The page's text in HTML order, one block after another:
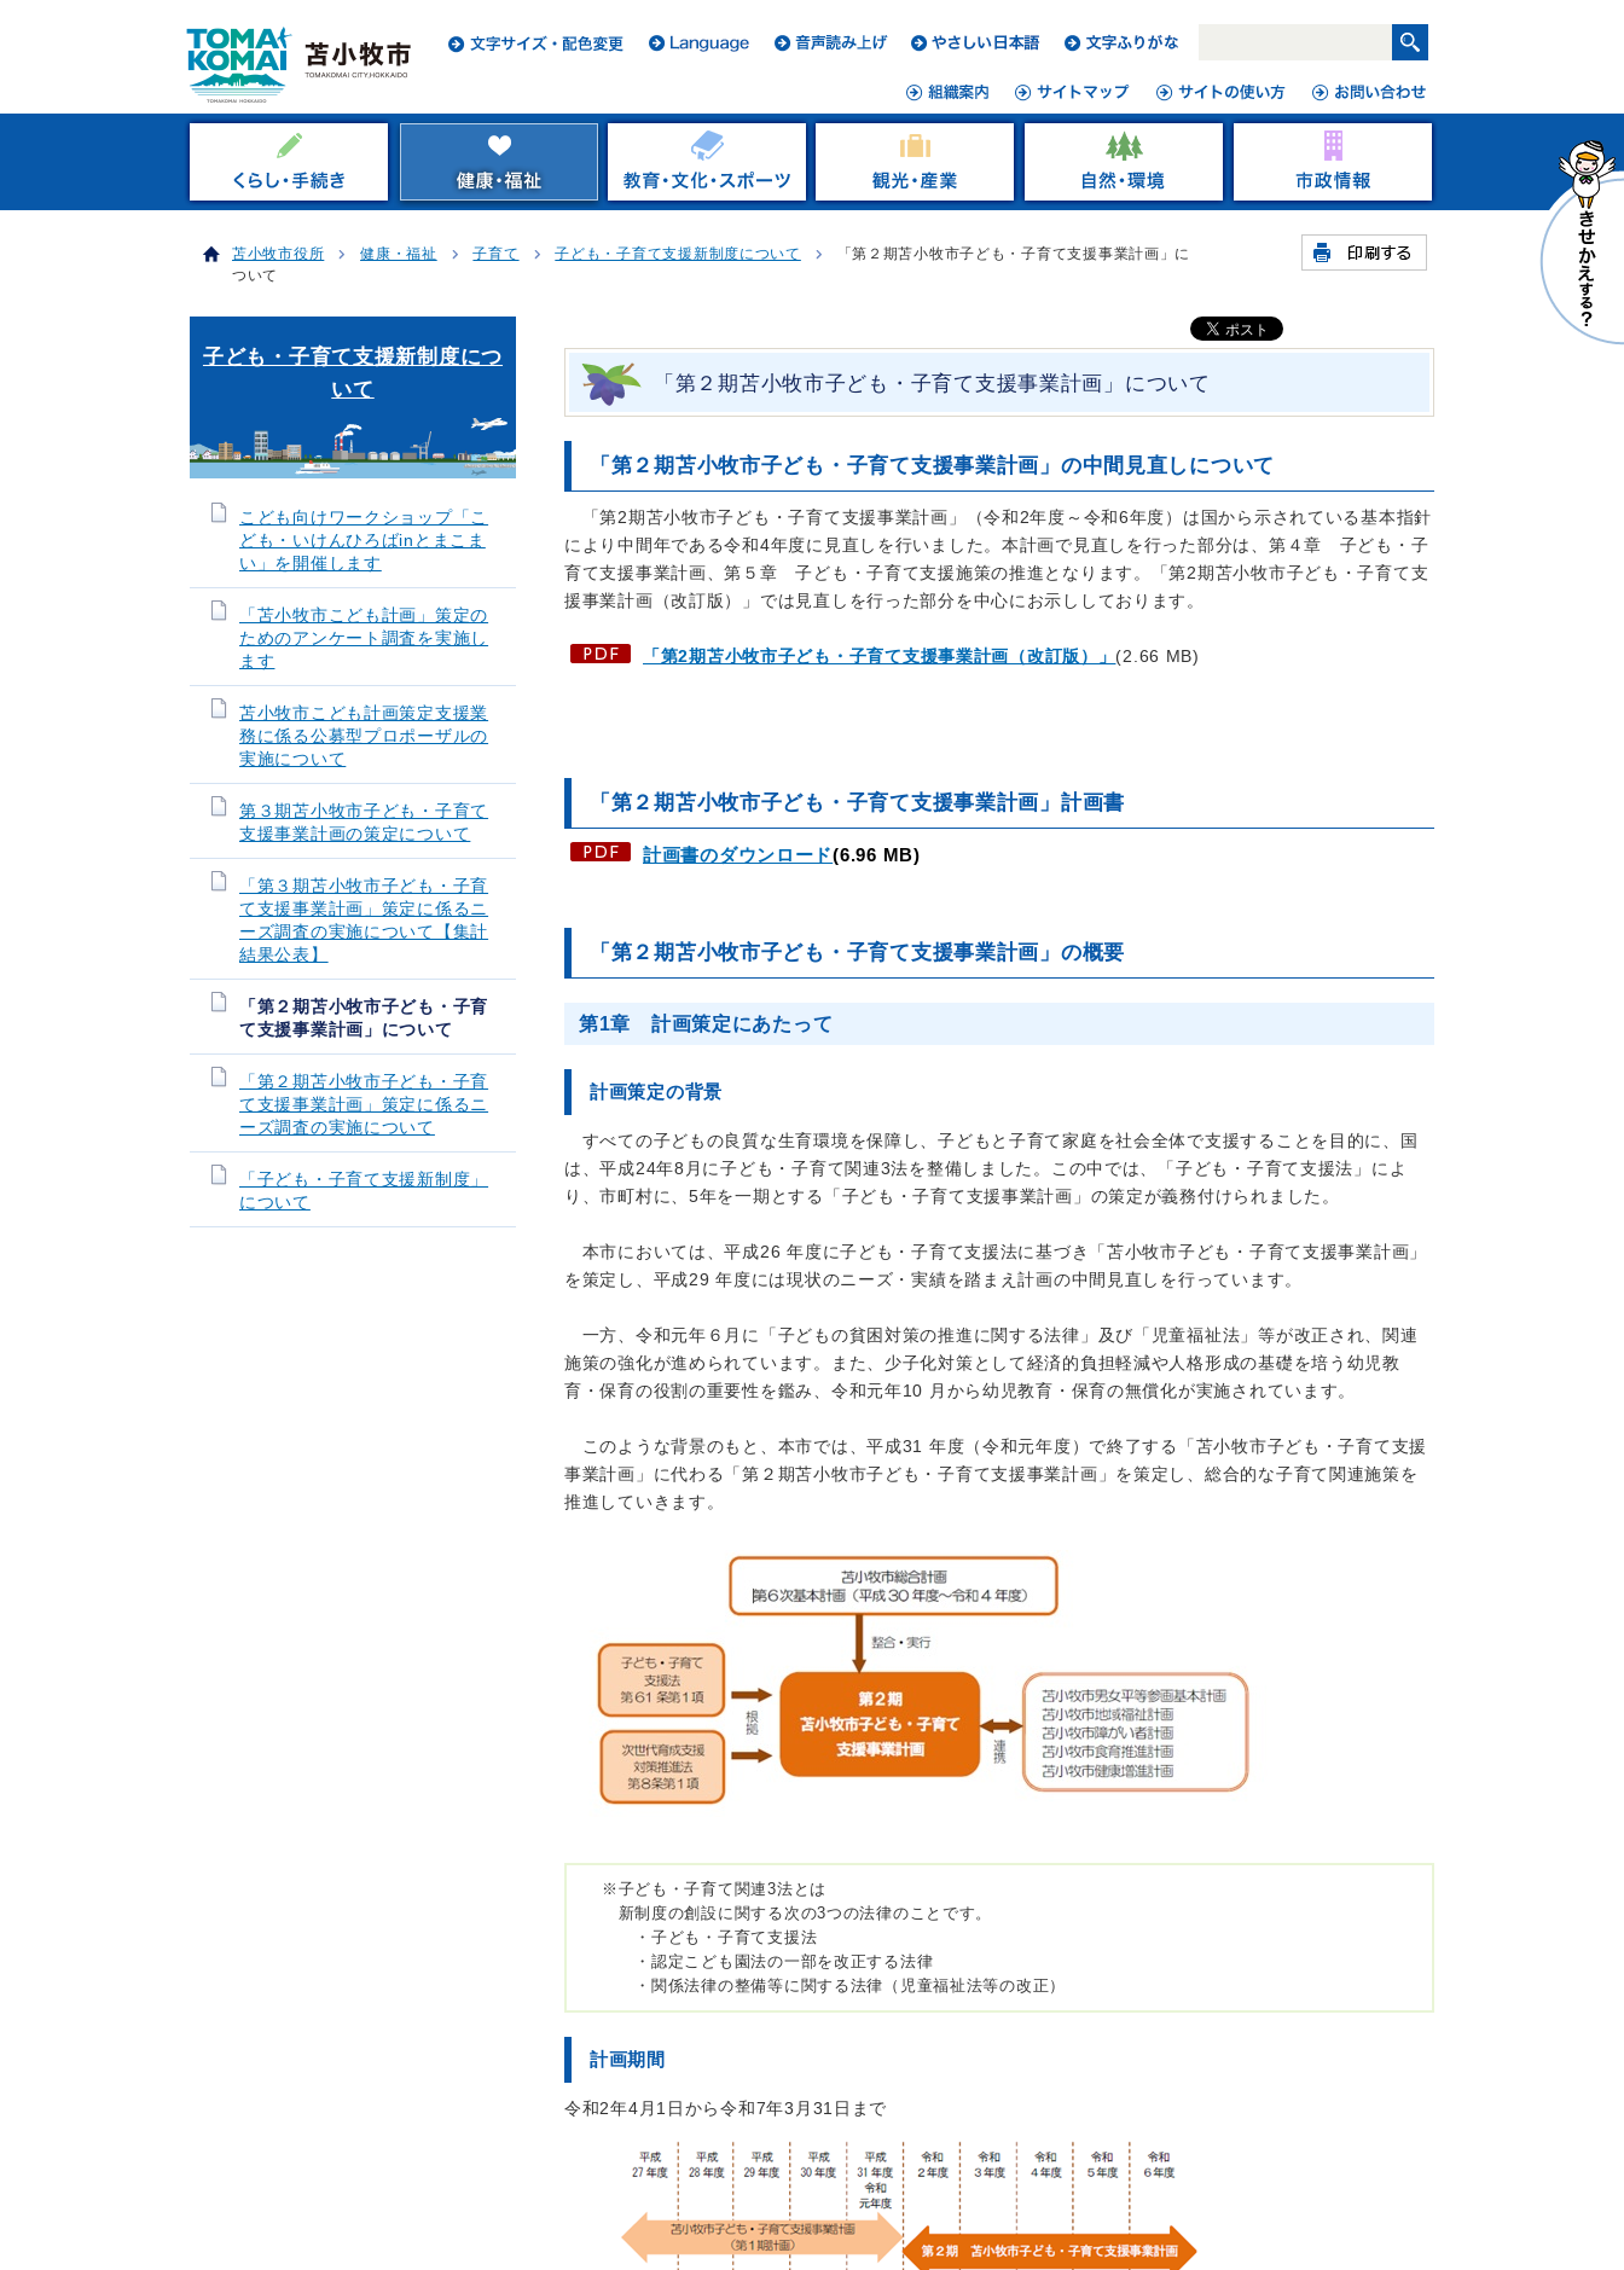
苫小牧市役所 健康・福祉 子育て 子ども・子育て支援新制度について
「第２期苫小牧市子ども・子育て支援事業計画」に
ついて
「第２期苫小牧市子ども・子育て支援事業計画」について
「第２期苫小牧市子ども・子育て支援事業計画」の中間見直しについて
「第2期苫小牧市子ども・子育て支援事業計画」（令和2年度～令和6年度）は国から示されている基本指針
により中間年である令和4年度に見直しを行いました。本計画で見直しを行った部分は、第４章 子ども・子
育て支援事業計画、第５章 子ども・子育て支援施策の推進となります。「第2期苫小牧市子ども・子育て支
援事業計画（改訂版）」では見直しを行った部分を中心にお示ししております。
「第2期苫小牧市子ども・子育て支援事業計画（改訂版）」 (2.66 MB)
「第２期苫小牧市子ども・子育て支援事業計画」計画書
計画書のダウンロード(6.96 MB)
「第２期苫小牧市子ども・子育て支援事業計画」の概要
第1章 計画策定にあたって
計画策定の背景
すべての子どもの良質な生育環境を保障し、子どもと子育て家庭を社会全体で支援することを目的に、国
は、平成24年8月に子ども・子育て関連3法を整備しました。この中では、「子ども・子育て支援法」によ
り、市町村に、5年を一期とする「子ども・子育て支援事業計画」の策定が義務付けられました。
本市においては、平成26 年度に子ども・子育て支援法に基づき「苫小牧市子ども・子育て支援事業計画」
を策定し、平成29 年度には現状のニーズ・実績を踏まえ計画の中間見直しを行っています。
一方、令和元年６月に「子どもの貧困対策の推進に関する法律」及び「児童福祉法」等が改正され、関連
施策の強化が進められています。また、少子化対策として経済的負担軽減や人格形成の基礎を培う幼児教
育・保育の役割の重要性を鑑み、令和元年10 月から幼児教育・保育の無償化が実施されています。
このような背景のもと、本市では、平成31 年度（令和元年度）で終了する「苫小牧市子ども・子育て支援
事業計画」に代わる「第２期苫小牧市子ども・子育て支援事業計画」を策定し、総合的な子育て関連施策を
推進していきます。
※子ども・子育て関連3法とは
新制度の創設に関する次の3つの法律のことです。
・子ども・子育て支援法
・認定こども園法の一部を改正する法律
・関係法律の整備等に関する法律（児童福祉法等の改正）
計画期間
令和2年4月1日から令和7年3月31日まで
子ども・子育て支援新制度につ
いて
こども向けワークショップ「こ
ども・いけんひろばinとまこま
い」を開催します
「苫小牧市こども計画」策定の
ためのアンケート調査を実施し
ます
苫小牧市こども計画策定支援業
務に係る公募型プロポーザルの
実施について
第３期苫小牧市子ども・子育て
支援事業計画の策定について
「第３期苫小牧市子ども・子育
て支援事業計画」策定に係るニ
ーズ調査の実施について【集計
結果公表】
「第２期苫小牧市子ども・子育
て支援事業計画」について
「第２期苫小牧市子ども・子育
て支援事業計画」策定に係るニ
ーズ調査の実施について
「子ども・子育て支援新制度」
について